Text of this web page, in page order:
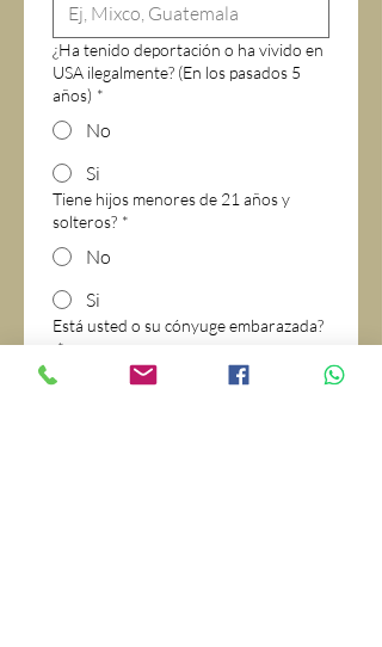
¿Ha tenido deportación o ha vivido en
USA ilegalmente? (En los pasados 5
años) *
No
Si
Tiene hijos menores de 21 años y
solteros? *
No
Si
Está usted o su cónyuge embarazada?
*